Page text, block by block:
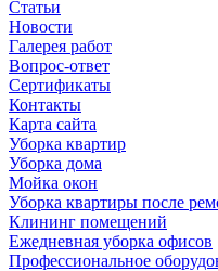
Статьи
Новости
Галерея работ
Вопрос-ответ
Сертификаты
Контакты
Карта сайта
Уборка квартир
Уборка дома
Мойка окон
Уборка квартиры после
Клининг помещений
Ежедневная уборка офисов
Профессиональное